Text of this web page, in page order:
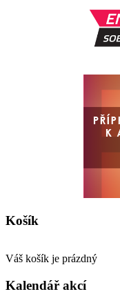
Košík
Váš košík je prázdný
Kalendář akcí